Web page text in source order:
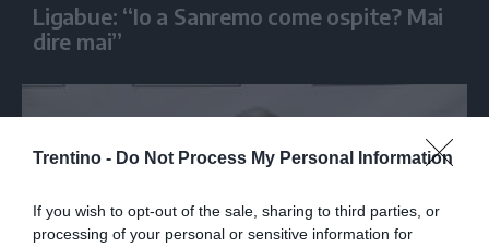
Trentino - Do Not Process My Personal Information
If you wish to opt-out of the sale, sharing to third parties, or
processing of your personal or sensitive information for
Ligabue: “Io a Sanremo come ospite? Mai
dire mai”